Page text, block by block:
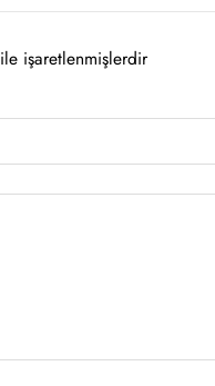
ile işaretlenmişlerdir